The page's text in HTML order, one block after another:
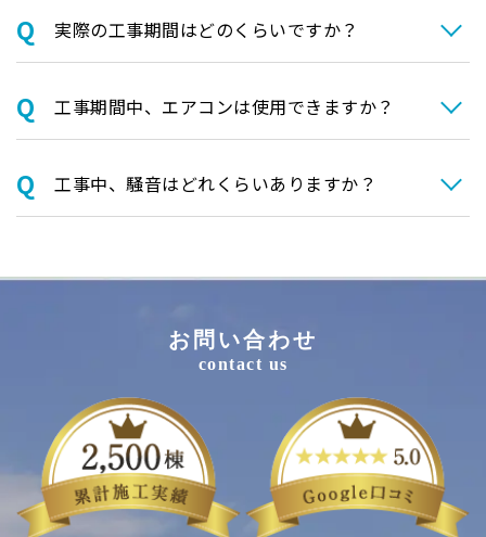
実際の⼯事期間はどのくらいですか？
⼯事期間中、エアコンは使⽤できますか？
⼯事中、騒⾳はどれくらいありますか？
お問い合わせ
contact us